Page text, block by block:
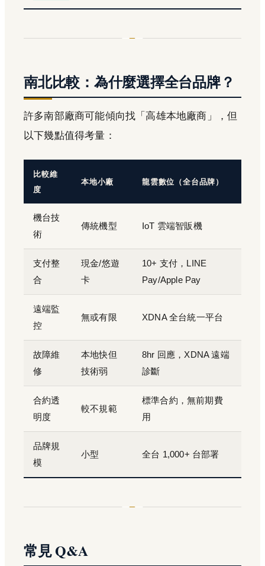
南北比較：為什麼選擇全台品牌？
許多南部廠商可能傾向找「高雄本地廠商」，但
以下幾點值得考量：
比較維
度
本地小廠 龍雲數位（全台品牌）
機台技
術
傳統機型 IoT 雲端智販機
支付整
合
現金/悠遊
卡
10+ 支付，LINE
Pay/Apple Pay
遠端監
控
無或有限 XDNA 全台統一平台
故障維
修
本地快但
技術弱
8hr 回應，XDNA 遠端
診斷
合約透
明度
較不規範
標準合約，無前期費
用
品牌規
模
小型 全台 1,000+ 台部署
常見 Q&A